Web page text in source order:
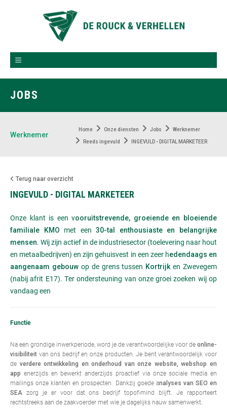
JOBS
Werknemer
Home Onze diensten Jobs Werknemer
Reeds ingevuld INGEVULD - DIGITAL MARKETEER
Terug naar overzicht
INGEVULD - DIGITAL MARKETEER
Onze klant is een vooruitstrevende, groeiende en bloeiende
familiale KMO
met een 30-tal enthousiaste en belangrijke
mensen. Wij zijn actief in de industriesector (toelevering naar hout
en metaalbedrijven) en zijn gehuisvest in een zeer hedendaags en
aangenaam gebouwop de grens tussen Kortrijken Zwevegem
(nabij afrit E17). Ter ondersteuning van onze groei zoeken wij op
vandaag een
Functie
Na een grondige inwerkperiode, word je de verantwoordelijke voor de online-
visibiliteit van ons bedrijf en onze producten. Je bent verantwoordelijk voor
de verdere ontwikkeling en onderhoud van onze website, webshop en
app enerzijds en bewerkt anderzijds proactief via onze sociale media en
mailings onze klanten en prospecten. Dankzij goede analyses van SEO en
SEA zorg je er voor dat ons bedrijf topof-mind blijft. Je rapporteert
rechtstreeks aan de zaakvoerder met wie je dagelijks nauw samenwerkt.